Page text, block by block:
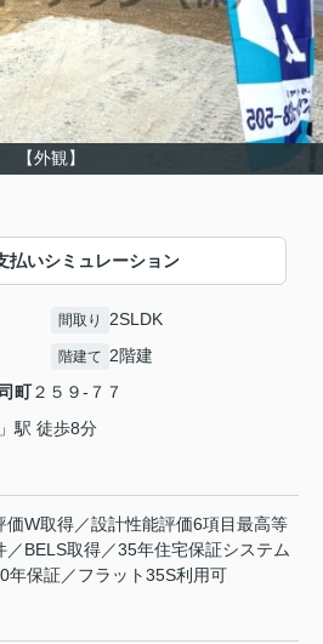
【外観】
払いシミュレーション
間取り 2SLDK
階建て 2階建
町２５９-７７
」駅 徒歩8分
W取得／設計性能評価6項目最高等
BELS取得／35年住宅保証システム
年保証／フラット35S利用可